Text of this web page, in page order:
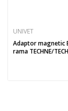
UNIVET
Adaptor magnetic
rama TECHNE/